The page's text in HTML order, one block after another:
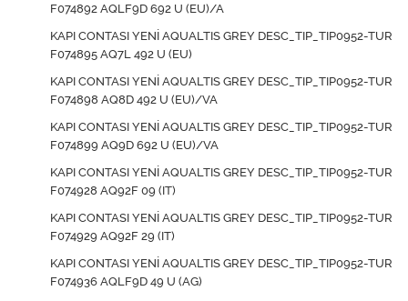
F074892 AQLF9D 692 U (EU)/A
KAPI CONTASI YENİ AQUALTIS GREY DESC_TIP_TIP0952-TUR
F074895 AQ7L 492 U (EU)
KAPI CONTASI YENİ AQUALTIS GREY DESC_TIP_TIP0952-TUR
F074898 AQ8D 492 U (EU)/VA
KAPI CONTASI YENİ AQUALTIS GREY DESC_TIP_TIP0952-TUR
F074899 AQ9D 692 U (EU)/VA
KAPI CONTASI YENİ AQUALTIS GREY DESC_TIP_TIP0952-TUR
F074928 AQ92F 09 (IT)
KAPI CONTASI YENİ AQUALTIS GREY DESC_TIP_TIP0952-TUR
F074929 AQ92F 29 (IT)
KAPI CONTASI YENİ AQUALTIS GREY DESC_TIP_TIP0952-TUR
F074936 AQLF9D 49 U (AG)